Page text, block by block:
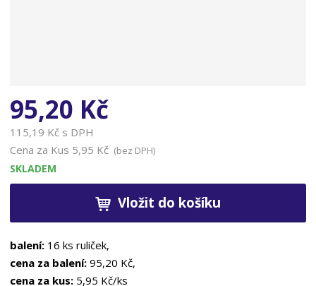
95,20 Kč
115,19 Kč s DPH
Cena za Kus 5,95 Kč (bez DPH)
SKLADEM
Vložit do košíku
balení: 16 ks ruliček,
cena za balení: 95,20 Kč,
cena za kus: 5,95 Kč/ks